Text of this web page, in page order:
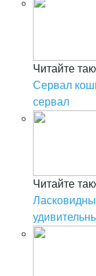
Читайте
Сервал
сервал
Читайте